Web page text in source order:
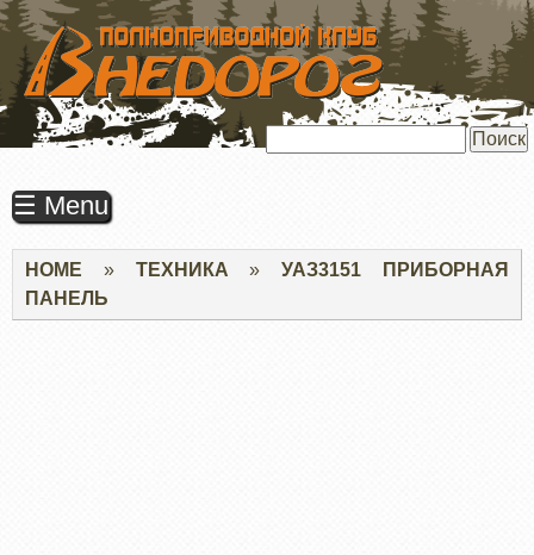
ПЕРЕЙТИ
ОСНОВНОМУ
СОДЕРЖАНИЮ
☰ Menu
Строка
навигации
HOME ТЕХНИКА
УАЗ3151 ПРИБОРНАЯ
ПАНЕЛЬ